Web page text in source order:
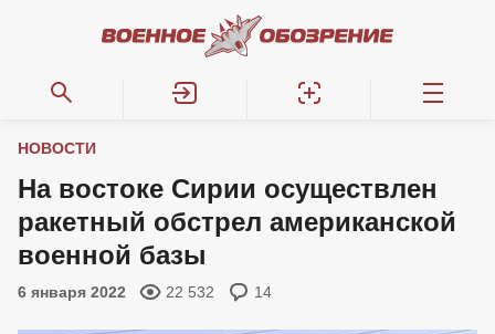
НОВОСТИ
На востоке Сирии осуществлен
ракетный обстрел американской
военной базы
6 января 2022 22 532 14